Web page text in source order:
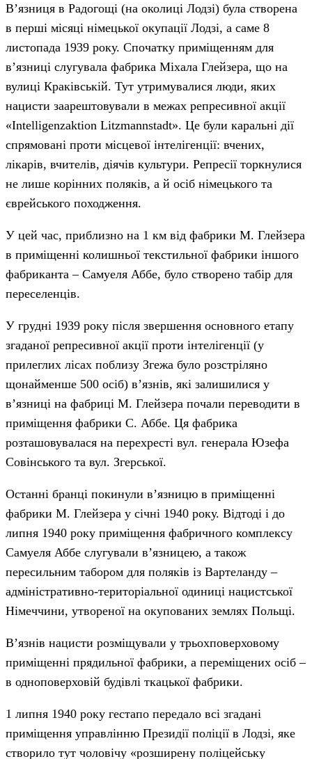
В’язниця в Радогощі (на околиці Лодзі) була створена
в перші місяці німецької окупації Лодзі, а саме 8
листопада 1939 року. Спочатку приміщенням для
в’язниці слугувала фабрика Міхала Глейзера, що на
вулиці Краківській. Тут утримувалися люди, яких
нацисти заарештовували в межах репресивної акції
«Intelligenzaktion Litzmannstadt». Це були каральні дії
спрямовані проти місцевої інтелігенції: вчених,
лікарів, вчителів, діячів культури. Репресії торкнулися
не лише корінних поляків, а й осіб німецького та
єврейського походження.
У цей час, приблизно на 1 км від фабрики М. Глейзера
в приміщенні колишньої текстильної фабрики іншого
фабриканта – Самуеля Аббе, було створено табір для
переселенців.
У грудні 1939 року після звершення основного етапу
згаданої репресивної акції проти інтелігенції (у
прилеглих лісах поблизу Згежа було розстріляно
щонайменше 500 осіб) в’язнів, які залишилися у
в’язниці на фабриці М. Глейзера почали переводити в
приміщення фабрики С. Аббе. Ця фабрика
розташовувалася на перехресті вул. генерала Юзефа
Совінського та вул. Згерської.
Останні бранці покинули в’язницю в приміщенні
фабрики М. Глейзера у січні 1940 року. Відтоді і до
липня 1940 року приміщення фабричного комплексу
Самуеля Аббе слугували в’язницею, а також
пересильним табором для поляків із Вартеланду –
адміністративно-територіальної одиниці нацистської
Німеччини, утвореної на окупованих землях Польщі.
В’язнів нацисти розміщували у трьохповерховому
приміщенні прядильної фабрики, а переміщених осіб –
в одноповерховій будівлі ткацької фабрики.
1 липня 1940 року гестапо передало всі згадані
приміщення управлінню Президії поліції в Лодзі, яке
створило тут чоловічу «розширену поліцейську